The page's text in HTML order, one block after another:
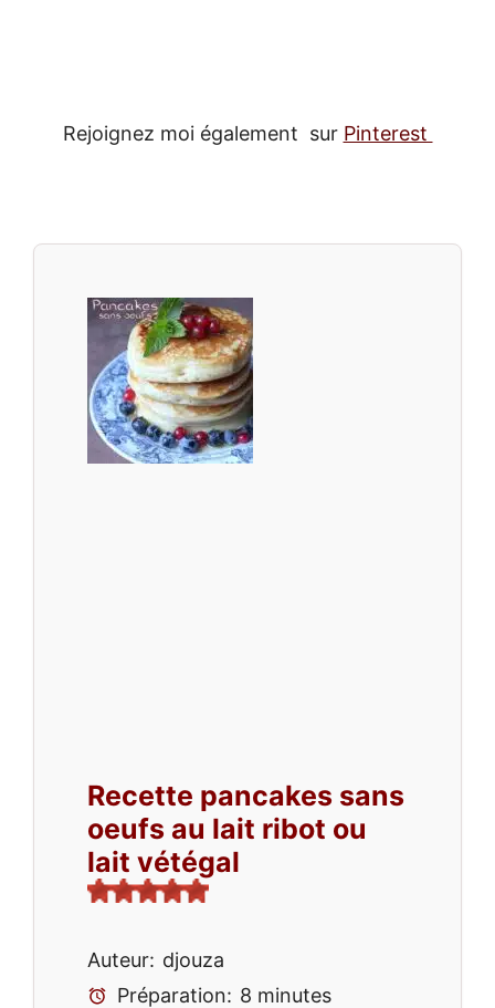
Rejoignez moi également sur Pinterest
Recette pancakes sans
oeufs au lait ribot ou
lait vétégal
Auteur: djouza
Préparation: 8 minutes